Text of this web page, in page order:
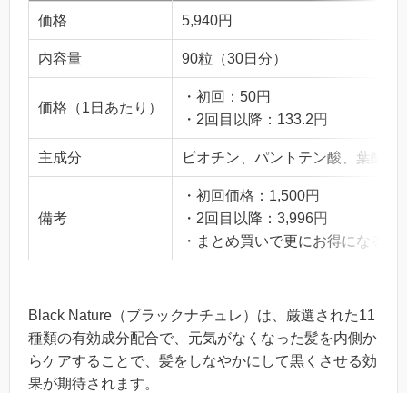
価格 5,940円
内容量 90粒（30日分）
価格（1日あたり）
・初回：50円
・2回目以降：133.2円
主成分 ビオチン、パントテン酸、葉酸
備考
・初回価格：1,500円
・2回目以降：3,996円
・まとめ買いで更にお得になる
Black Nature（ブラックナチュレ）は、厳選された11
種類の有効成分配合で、元気がなくなった髪を内側か
らケアすることで、髪をしなやかにして黒くさせる効
果が期待されます。